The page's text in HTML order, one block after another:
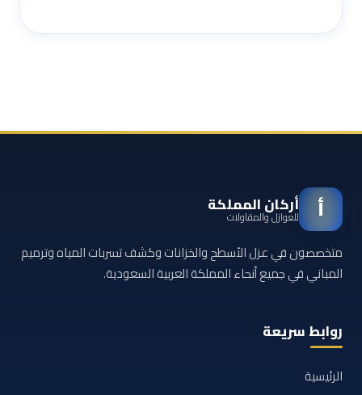
أ أركان المملكة
للعوازل والمقاولات
متخصصون في عزل الأسطح والخزانات وكشف تسربات المياه وترميم
المباني في جميع أنحاء المملكة العربية السعودية.
روابط سريعة
الرئيسية